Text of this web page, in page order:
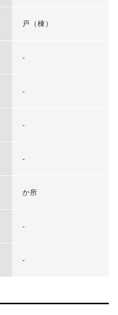
戸（棟）
-
-
-
-
か所
-
-